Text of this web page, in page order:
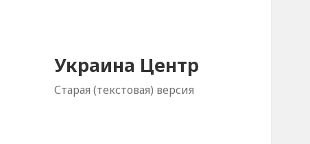
Украина Центр
Старая (текстовая) версия